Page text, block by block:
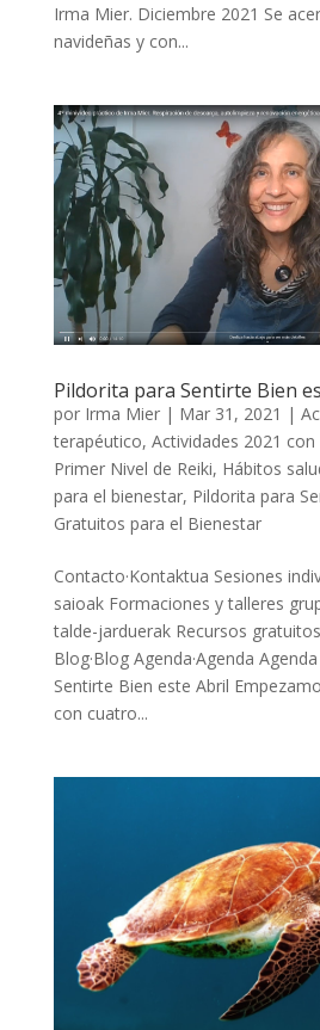
Irma Mier. Diciembre 2021 Se
navideñas y con...
Pildorita para Sentirte Bien
por Irma Mier| Mar 31, 2021 |
terapéutico, Actividades 2021
Primer Nivel de Reiki, Hábitos
para el bienestar, Pildorita para
Gratuitos para el Bienestar
Contacto·Kontaktua Sesiones
saioak Formaciones y talleres
talde-jarduerak Recursos
Blog·Blog Agenda·Agenda
Sentirte Bien este Abril
con cuatro...